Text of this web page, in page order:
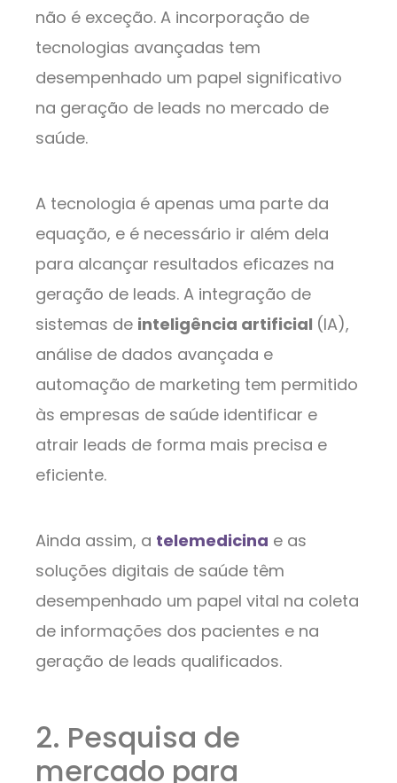
não é exceção. A incorporação de
tecnologias avançadas tem
desempenhado um papel significativo
na geração de leads no mercado de
saúde.
A tecnologia é apenas uma parte da
equação, e é necessário ir além dela
para alcançar resultados eficazes na
geração de leads. A integração de
sistemas de inteligência artificial (IA),
análise de dados avançada e
automação de marketing tem permitido
às empresas de saúde identificar e
atrair leads de forma mais precisa e
eficiente.
Ainda assim, a telemedicina e as
soluções digitais de saúde têm
desempenhado um papel vital na coleta
de informações dos pacientes e na
geração de leads qualificados.
2. Pesquisa de
mercado para